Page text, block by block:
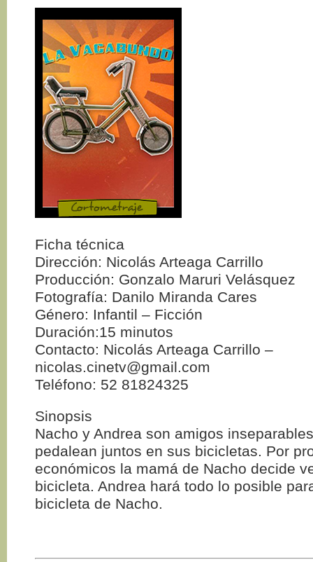
Ficha técnica
Dirección: Nicolás Arteaga Carrillo
Producción: Gonzalo Maruri Velásquez
Fotografía: Danilo Miranda Cares
Género: Infantil – Ficción
Duración:15 minutos
Contacto: Nicolás Arteaga Carrillo –
nicolas.cinetv@gmail.com
Teléfono: 52 81824325
Sinopsis
Nacho y Andrea son amigos
pedalean juntos en sus bicicletas. Por
económicos la mamá de Nacho decide
bicicleta. Andrea hará todo lo posible
bicicleta de Nacho.